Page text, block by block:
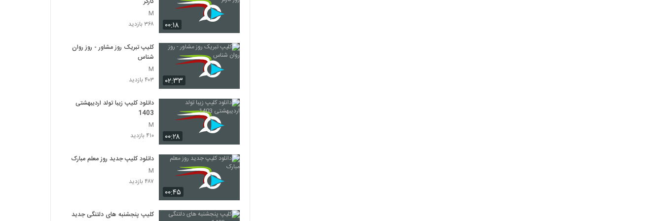
۰۰:۱۸
M
۳۶۸ بازدید
۰۲:۳۳
کلیپ تبریک روز مشاور - روز روان
شناس
M
۴۰۳ بازدید
۰۰:۲۸
دانلود کلیپ زیبا تولد اردیبهشتی
1403
M
۴۱۰ بازدید
۰۰:۴۵
دانلود کلیپ جدید روز معلم مبارک
M
۴۸۷ بازدید
کلیپ پنجشنبه های دلتنگی جدید